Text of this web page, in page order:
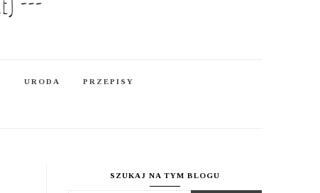
URODA PRZEPISY
SZUKAJ NA TYM BLOGU